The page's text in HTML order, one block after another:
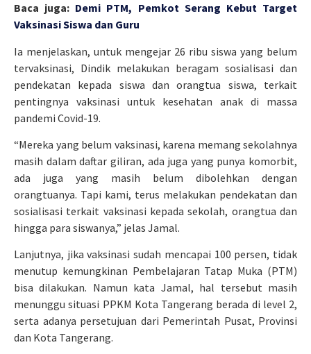
Baca juga: Demi PTM, Pemkot Serang Kebut Target
Vaksinasi Siswa dan Guru
Ia menjelaskan, untuk mengejar 26 ribu siswa yang belum
tervaksinasi, Dindik melakukan beragam sosialisasi dan
pendekatan kepada siswa dan orangtua siswa, terkait
pentingnya vaksinasi untuk kesehatan anak di massa
pandemi Covid-19.
“Mereka yang belum vaksinasi, karena memang sekolahnya
masih dalam daftar giliran, ada juga yang punya komorbit,
ada juga yang masih belum dibolehkan dengan
orangtuanya. Tapi kami, terus melakukan pendekatan dan
sosialisasi terkait vaksinasi kepada sekolah, orangtua dan
hingga para siswanya,” jelas Jamal.
Lanjutnya, jika vaksinasi sudah mencapai 100 persen, tidak
menutup kemungkinan Pembelajaran Tatap Muka (PTM)
bisa dilakukan. Namun kata Jamal, hal tersebut masih
menunggu situasi PPKM Kota Tangerang berada di level 2,
serta adanya persetujuan dari Pemerintah Pusat, Provinsi
dan Kota Tangerang.